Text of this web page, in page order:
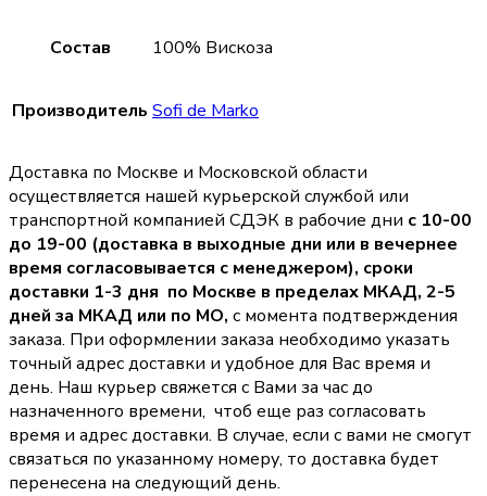
Состав 100% Вискоза
Производитель Sofi de Marko
Доставка по Москве и Московской области
осуществляется нашей курьерской службой или
транспортной компанией СДЭК в рабочие дни с 10-00
до 19-00 (доставка в выходные дни или в вечернее
время согласовывается с менеджером), сроки
доставки 1-3 дня по Москве в пределах МКАД, 2-5
дней за МКАД или по МО, с момента подтверждения
заказа. При оформлении заказа необходимо указать
точный адрес доставки и удобное для Вас время и
день. Наш курьер свяжется с Вами за час до
назначенного времени, чтоб еще раз согласовать
время и адрес доставки. В случае, если с вами не смогут
связаться по указанному номеру, то доставка будет
перенесена на следующий день.